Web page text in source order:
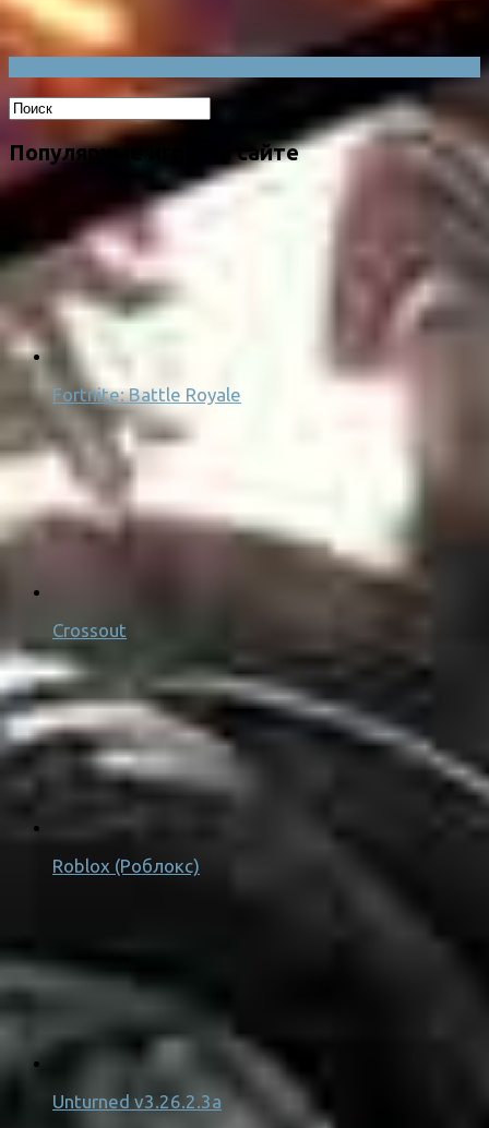
Популярные игры на сайте
Fortnite: Battle Royale
Crossout
Roblox (Роблокс)
Unturned v3.26.2.3a